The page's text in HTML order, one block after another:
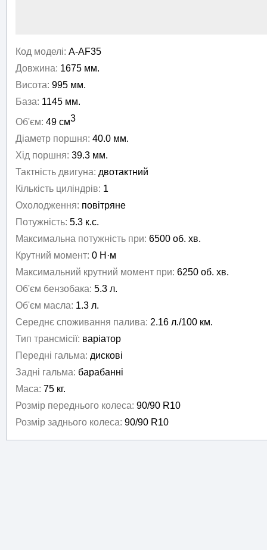
Код моделі: A-AF35
Довжина: 1675 мм.
Висота: 995 мм.
База: 1145 мм.
Об'єм: 49 см3
Діаметр поршня: 40.0 мм.
Хід поршня: 39.3 мм.
Тактність двигуна: двотактний
Кількість циліндрів: 1
Охолодження: повітряне
Потужність: 5.3 к.с.
Максимальна потужність при: 6500 об. хв.
Крутний момент: 0 Н·м
Максимальний крутний момент при: 6250 об. хв.
Об'єм бензобака: 5.3 л.
Об'єм масла: 1.3 л.
Середнє споживання палива: 2.16 л./100 км.
Тип трансмісії: варіатор
Передні гальма: дискові
Задні гальма: барабанні
Маса: 75 кг.
Розмір переднього колеса: 90/90 R10
Розмір заднього колеса: 90/90 R10